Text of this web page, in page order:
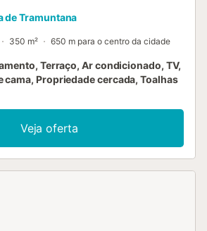
de Tramuntana
350 m² 650 m para o centro da cidade
Terraço, Ar condicionado, TV,
cama, Propriedade cercada, Toalhas
Veja oferta